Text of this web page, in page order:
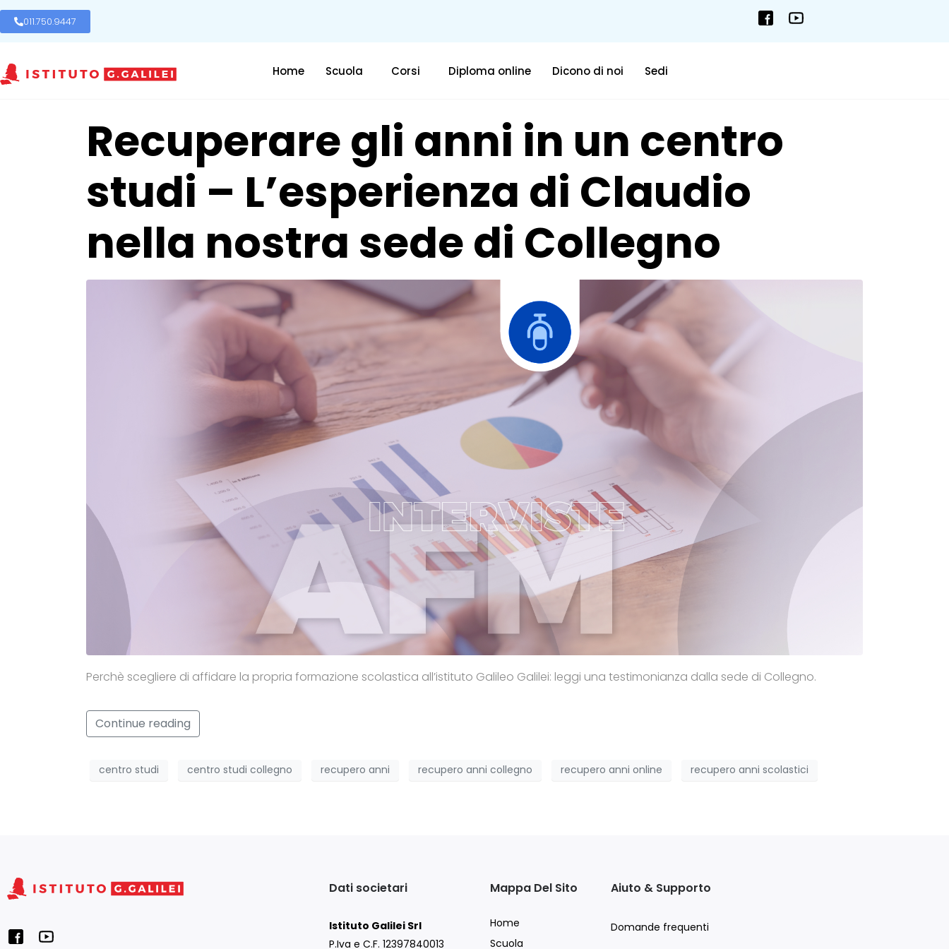
011.750.9447
Home Scuola Corsi Diploma online Dicono di noi Sedi
Recuperare gli anni in un centro
studi – L’esperienza di Claudio
nella nostra sede di Collegno
Perchè scegliere di affidare la propria formazione scolastica all’istituto Galileo Galilei: leggi una testimonianza dalla sede di Collegno.
Continue reading
centro studi centro studi collegno recupero anni recupero anni collegno recupero anni online recupero anni scolastici
Dati societari
Istituto Galilei Srl
P.Iva e C.F. 12397840013
Mappa Del Sito
Home
Scuola
Aiuto & Supporto
Domande frequenti